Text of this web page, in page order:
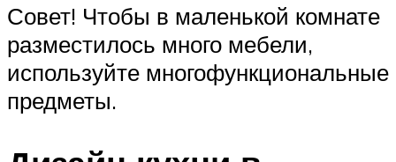
Совет! Чтобы в маленькой комнате
разместилось много мебели,
используйте многофункциональные
предметы.